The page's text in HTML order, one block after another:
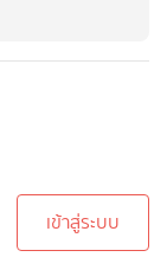
เข้าสู่ระบบ